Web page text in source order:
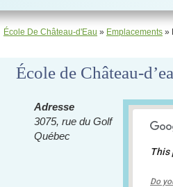
École De Château-d'Eau » Emplacements »
École de Château-
This
Do
Adresse
3075, rue du Golf
Québec